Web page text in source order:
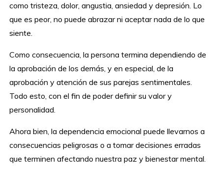
como tristeza, dolor, angustia, ansiedad y depresión. Lo
que es peor, no puede abrazar ni aceptar nada de lo que
siente.
Como consecuencia, la persona termina dependiendo de
la aprobación de los demás, y en especial, de la
aprobación y atención de sus parejas sentimentales.
Todo esto, con el fin de poder definir su valor y
personalidad.
Ahora bien, la dependencia emocional puede llevarnos a
consecuencias peligrosas o a tomar decisiones erradas
que terminen afectando nuestra paz y bienestar mental.